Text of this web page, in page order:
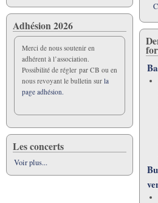
Adhésion 2026
Merci de nous soutenir en
adhérent à l’association.
Possibilité de régler par CB ou en
nous revoyant le bulletin sur la
page adhésion.
Les concerts
Voir plus...